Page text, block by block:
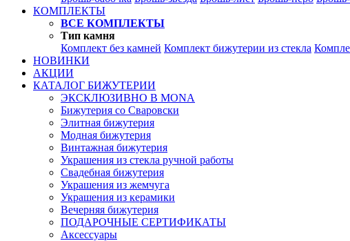
КОМПЛЕКТЫ
ВСЕ КОМПЛЕКТЫ
Тип камня
Комплект без камней Комплект бижутерии из стекла
НОВИНКИ
АКЦИИ
КАТАЛОГ БИЖУТЕРИИ
ЭКСКЛЮЗИВНО В MONA
Бижутерия со Сваровски
Элитная бижутерия
Модная бижутерия
Винтажная бижутерия
Украшения из стекла ручной работы
Свадебная бижутерия
Украшения из жемчуга
Украшения из керамики
Вечерняя бижутерия
ПОДАРОЧНЫЕ СЕРТИФИКАТЫ
Аксессуары